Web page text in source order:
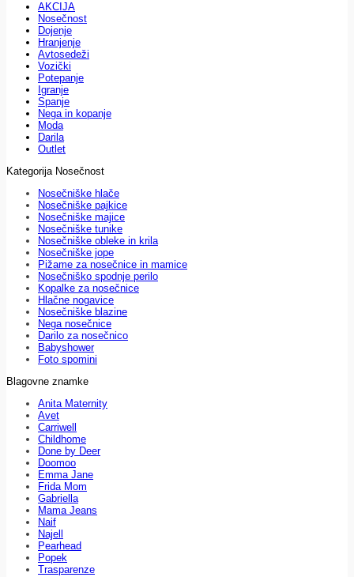
AKCIJA
Nosečnost
Dojenje
Hranjenje
Avtosedeži
Vozički
Potepanje
Igranje
Spanje
Nega in kopanje
Moda
Darila
Outlet
Kategorija Nosečnost
Nosečniške hlače
Nosečniške pajkice
Nosečniške majice
Nosečniške tunike
Nosečniške obleke in krila
Nosečniške jope
Pižame za nosečnice in mamice
Nosečniško spodnje perilo
Kopalke za nosečnice
Hlačne nogavice
Nosečniške blazine
Nega nosečnice
Darilo za nosečnico
Babyshower
Foto spomini
Blagovne znamke
Anita Maternity
Avet
Carriwell
Childhome
Done by Deer
Doomoo
Emma Jane
Frida Mom
Gabriella
Mama Jeans
Naif
Najell
Pearhead
Popek
Trasparenze